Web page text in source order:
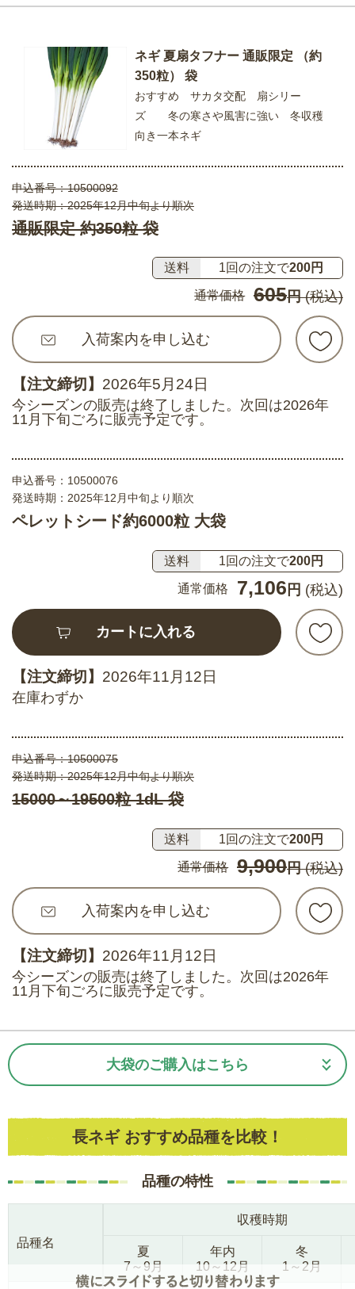
ネギ 夏扇タフナー 通販限定 （約
350粒） 袋
おすすめ サカタ交配 扇シリー
ズ 冬の寒さや風害に強い 冬収穫
向き一本ネギ
申込番号：10500092
発送時期：2025年12月中旬より順次
通販限定 約350粒 袋
送料 1回の注文で200円
通常価格 605円(税込)
入荷案内を申し込む
【注文締切】 2026年5月24日
今シーズンの販売は終了しました。次回は2026年
11月下旬ごろに販売予定です。
申込番号： 10500076
発送時期：2025年12月中旬より順次
ペレットシード約6000粒 大袋
送料 1回の注文で200円
通常価格 7,106 円 (税込)
カートに入れる
【注文締切】 2026年11月12日
在庫わずか
申込番号：10500075
発送時期：2025年12月中旬より順次
15000～19500粒 1dL 袋
送料 1回の注文で200円
通常価格 9,900円(税込)
入荷案内を申し込む
【注文締切】 2026年11月12日
今シーズンの販売は終了しました。次回は2026年
11月下旬ごろに販売予定です。
大袋のご購入はこちら
長ネギ おすすめ品種を比較！
品種の特性
品種名
収穫時期
夏
7～9月
年内
10～12月
冬
1～2月